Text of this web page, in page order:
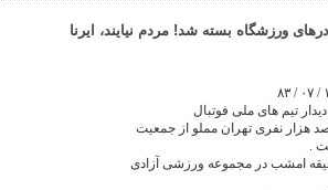
ورزشگاه بسته شد! مردم نيايند، ايرنا
تيم هاى ملى فوتبال
هزار نفرى تهران مملو از جمعيت
.